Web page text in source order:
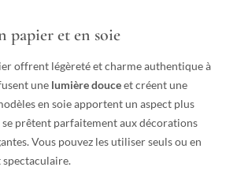
papier et en soie
offrent légèreté et charme authentique à
une lumière douceet créent une
en soie apportent un aspect plus
prêtent parfaitement aux décorations
Vous pouvez les utiliser seuls ou en